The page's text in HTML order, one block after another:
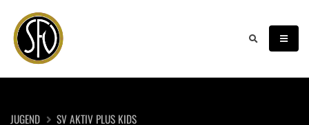
JUGEND SV AKTIV PLUS KIDS